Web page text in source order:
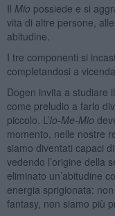
Il Mio possiede e si
vita di altre persone,
abitudine.
I tre componenti si
completandosi a vicenda.
Dogen invita a studiare
come preludio a farlo
piccolo. L’Io-Me-Mio
momento, nelle nostre
siamo diventati capaci
vedendo l’origine della
eliminato un’abitudine
energia sprigionata:
fantasy, non siamo più